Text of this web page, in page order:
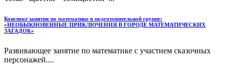
Конспект занятия по математике в подготовительной группе:
«НЕОБЫКНОВЕННЫЕ ПРИКЛЮЧЕНИЯ В ГОРОДЕ МАТЕМАТИЧЕСКИХ
ЗАГАДОК»
Развивающее занятие по математике с участием сказочных
персонажей....